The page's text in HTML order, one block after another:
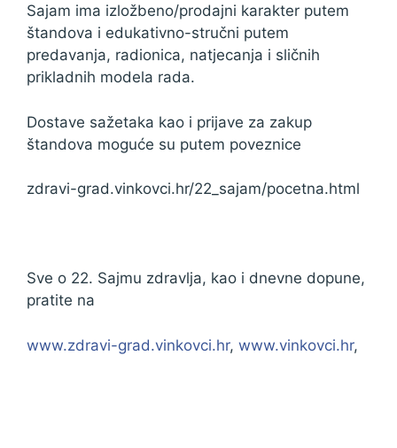
Sajam ima izložbeno/prodajni karakter putem
štandova i edukativno-stručni putem
predavanja, radionica, natjecanja i sličnih
prikladnih modela rada.
Dostave sažetaka kao i prijave za zakup
štandova moguće su putem poveznice
zdravi-grad.vinkovci.hr/22_sajam/pocetna.html
Sve o 22. Sajmu zdravlja, kao i dnevne dopune,
pratite na
www.zdravi-grad.vinkovci.hr, www.vinkovci.hr,